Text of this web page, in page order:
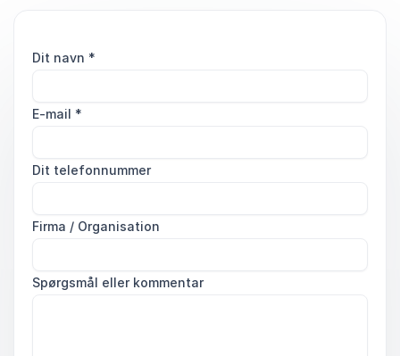
Dit navn *
E-mail *
Dit telefonnummer
Firma / Organisation
Spørgsmål eller kommentar